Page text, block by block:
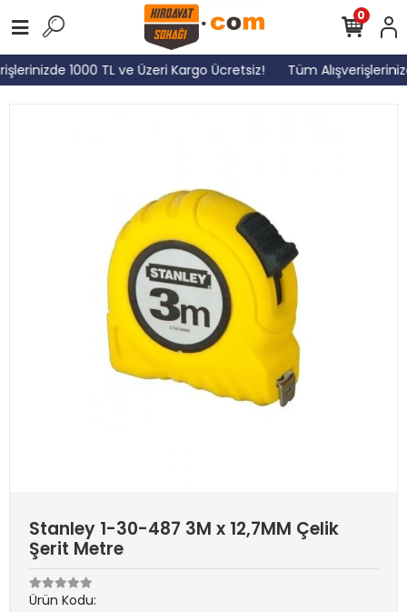
1000 TL ve Üzeri Kargo Ücretsiz! Tüm
0
Stanley 1-30-487 3M x 12,7MM Çelik
Şerit Metre
Ürün Kodu: